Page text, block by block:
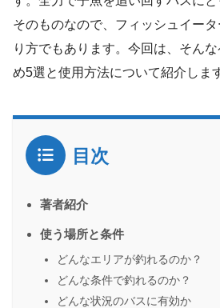
そのものなので、フィッシュイー
り方でもあります。今回は、そん
め5選と使用方法について紹介しま
目次
著者紹介
使う場所と条件
どんなエリアが釣れるのか？
どんな条件で釣れるのか？
どんな状況のバスに有効か